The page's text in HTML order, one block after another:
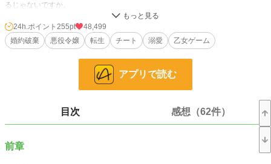
るじゃないですか。
冗談は顔だけにして下さい。元々、好きでもなかった婚約者に、何で殺されな
きゃならないんですか！
わかりました。私が転生したのは、この悪役令嬢を「救う」ためなんですね？
それなら、ついでに公爵家との婚約も回避しましょう。おまけで貴方にも仕返
しさせていただきますね？
5,223 位 / 228,623 件
恋愛
24h.ポイント 255pt
48,499
婚約破棄
悪役令嬢 転生 チート 溺愛 乙女ゲーム
アプリで読む
目次 感想（62件）
前章